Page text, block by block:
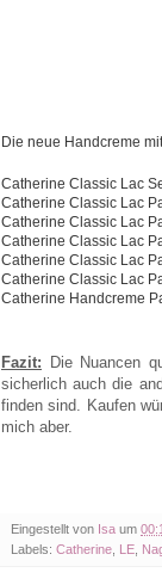
Die neue Handcreme
Catherine Classic Lac
Catherine Classic Lac
Catherine Classic Lac
Catherine Classic Lac
Catherine Classic Lac
Catherine Classic Lac
Catherine Handcreme
Fazit: Die Nuancen
sicherlich auch die
finden sind. Kaufen
mich aber.
Eingestellt von Isa um
Labels: Catherine LE